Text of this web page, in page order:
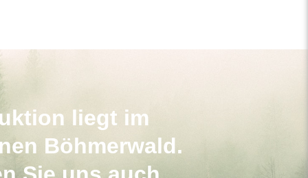
liegt im
Böhmerwald.